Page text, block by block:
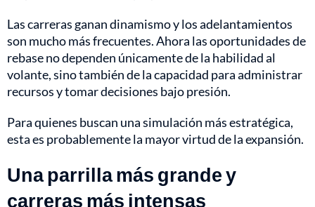
Las carreras ganan dinamismo y los adelantamientos
son mucho más frecuentes. Ahora las oportunidades de
rebase no dependen únicamente de la habilidad al
volante, sino también de la capacidad para administrar
recursos y tomar decisiones bajo presión.
Para quienes buscan una simulación más estratégica,
esta es probablemente la mayor virtud de la expansión.
Una parrilla más grande y
carreras más intensas